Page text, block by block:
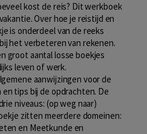
kost de reis? Dit werkboek
Over hoe je reistijd en
is onderdeel van de reeks
het verbeteren van rekenen.
groot aantal losse boekjes
leven of werk.
aanwijzingen voor de
tips bij de opdrachten. De
niveaus: (op weg naar)
zitten meerdere domeinen:
en Meetkunde en